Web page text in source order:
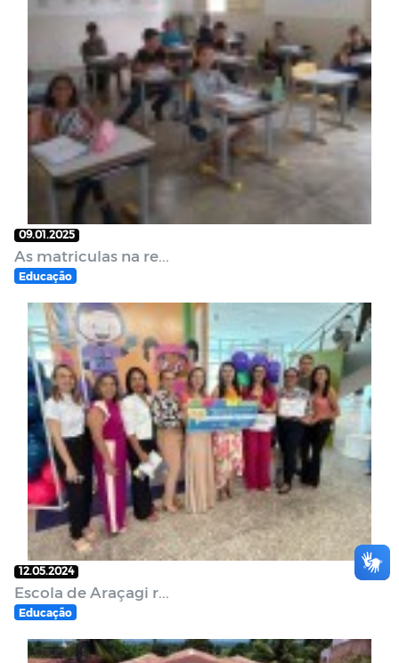
09.01.2025
As matriculas na re...
Educação
12.05.2024
Escola de Araçagi r...
Educação